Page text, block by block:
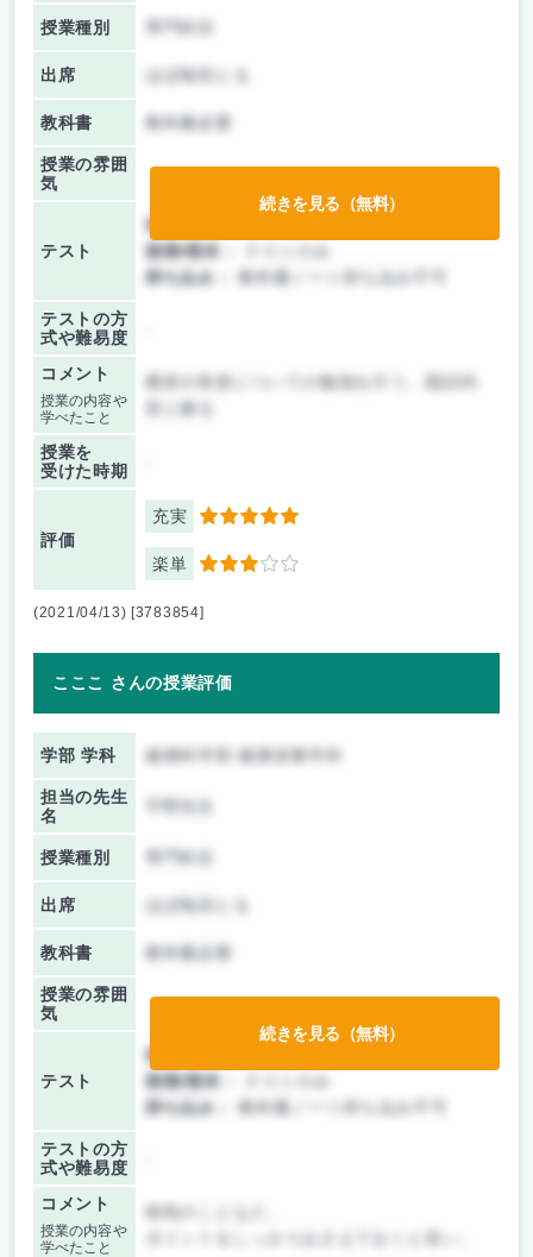
授業種別
出席 ほぼ毎回とる
教科書 教科書必要
授業の雰囲
気
テスト
前期/中間：
後期/期末：
持ち込み：
教科書ノート持ち込み不可
テストの方
式や難易度
コメント
授業の内容や
学べたこと
構造や疾患についての勉強を行う。国試内
容と被る
授業を
受けた時期
評価
充実 5
楽単 3
続きを見る（無料）
(2021/04/13) [3783854]
こここ さんの授業評価
学部 学科 健康科学部 健康栄養学科
担当の先生
名
授業種別
出席 ほぼ毎回とる
教科書 教科書必要
授業の雰囲
気
テスト
前期/中間：
後期/期末：
持ち込み：
教科書ノート持ち込み不可
テストの方
式や難易度
コメント
授業の内容や
学べたこと
続きを見る（無料）